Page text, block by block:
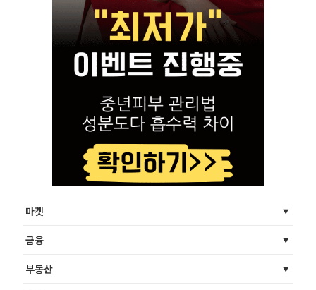
마켓
금융
부동산